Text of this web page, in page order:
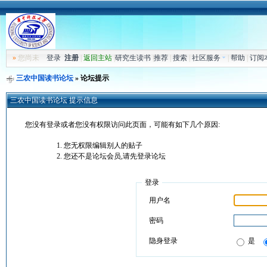
»您尚未 登录 注册| 返回主站| 研究生读书| 推荐| 搜索| 社区服务 帮助 订阅
三农中国读书论坛» 论坛提示
三农中国读书论坛 提示信息
您没有登录或者您没有权限访问此页面，可能有如下几个原因:
您无权限编辑别人的贴子
您还不是论坛会员,请先登录论坛
登录
用户名
密码
隐身登录 是